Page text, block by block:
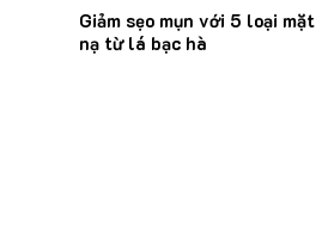
Giảm sẹo mụn với 5 loại mặt
nạ từ lá bạc hà